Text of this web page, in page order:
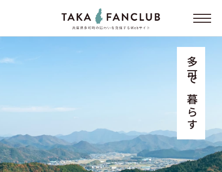
多可で暮らす